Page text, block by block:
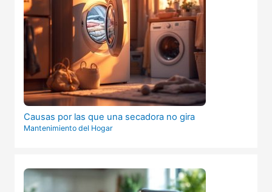
Causas por las que una secadora no gira
Mantenimiento del Hogar